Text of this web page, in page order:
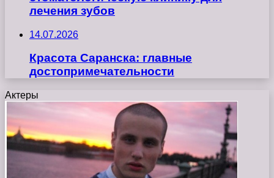
лечения зубов
14.07.2026
Красота Саранска: главные
достопримечательности
Актеры